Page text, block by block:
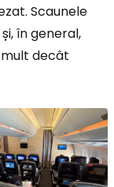
Scaunele
în general,
decât